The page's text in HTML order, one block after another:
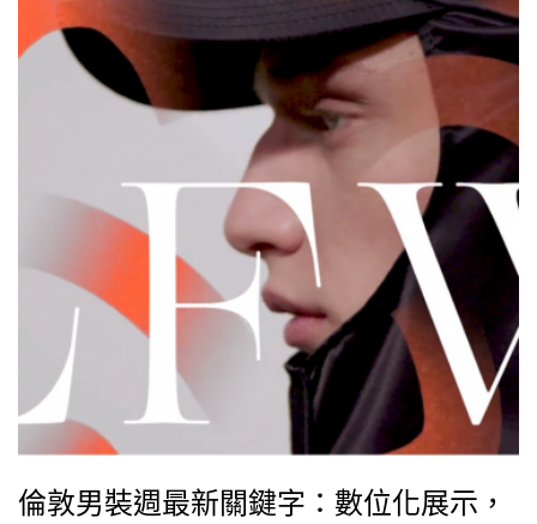
倫敦男裝週最新關鍵字：數位化展示，